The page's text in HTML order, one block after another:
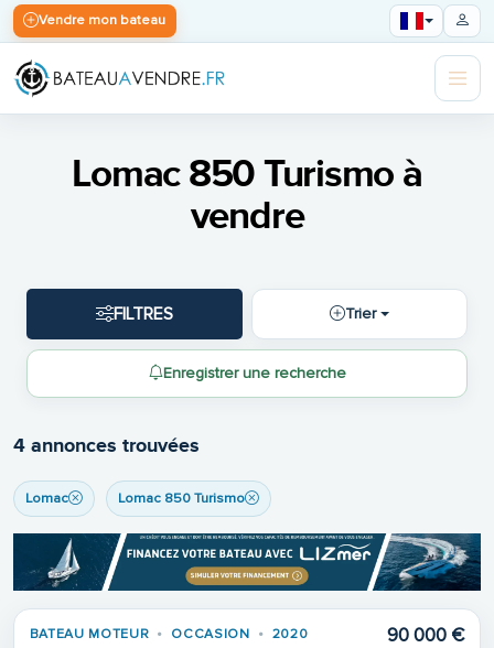
Vendre mon bateau
Lomac 850 Turismo à
vendre
FILTRES Trier
Enregistrer une recherche
4 annonces trouvées
Lomac Lomac 850 Turismo
BATEAU MOTEUR OCCASION 2020 90 000 €